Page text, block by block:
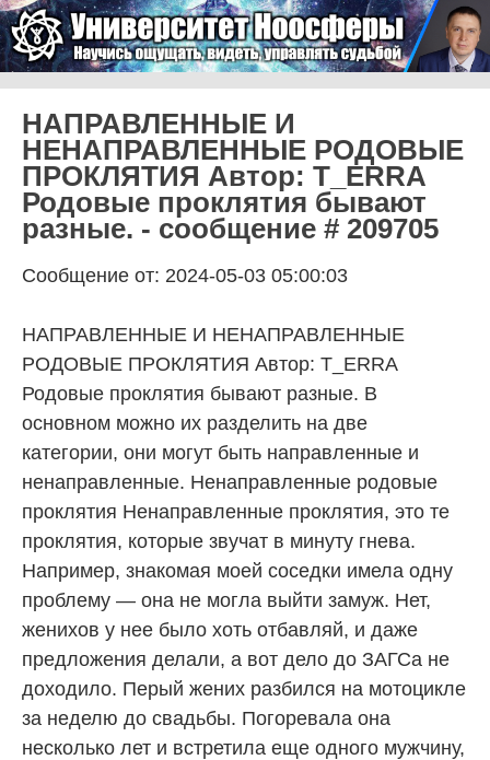
Университет Ноосферы
НАПРАВЛЕННЫЕ И
НЕНАПРАВЛЕННЫЕ РОДОВЫЕ
ПРОКЛЯТИЯ Автор: T_ERRA
Родовые проклятия бывают
разные. - сообщение # 209705
Сообщение от: 2024-05-03 05:00:03
НАПРАВЛЕННЫЕ И НЕНАПРАВЛЕННЫЕ
РОДОВЫЕ ПРОКЛЯТИЯ Автор: T_ERRA
Родовые проклятия бывают разные. В
основном можно их разделить на две
категории, они могут быть направленные и
ненаправленные. Ненаправленные родовые
проклятия Ненаправленные проклятия, это те
проклятия, которые звучат в минуту гнева.
Например, знакомая моей соседки имела одну
проблему — она не могла выйти замуж. Нет,
женихов у нее было хоть отбавляй, и даже
предложения делали, а вот дело до ЗАГСа не
доходило. Перый жених разбился на мотоцикле
за неделю до свадьбы. Погоревала она
несколько лет и встретила еще одного мужчину,